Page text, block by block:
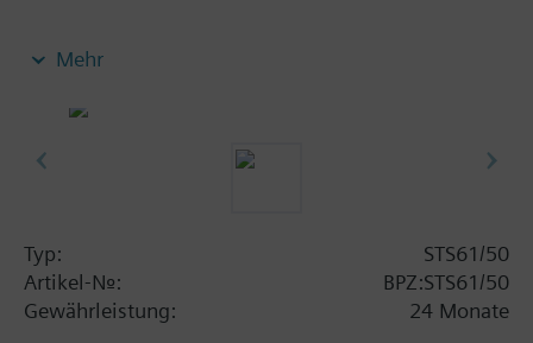
Regelung von Heizungsanlagen, Kühldecken und
Heizkörperventile VDN../VEN../VUN../VPD../VPE..,
(Heimeier, Cazzaniga, Oventrop M30x1,5,
Honeywell-Braukmann, MNG, Junkers, Beulco neu)
und Zonenventile V..46...
Passend auf Siemens Kombiventile VPP46../VPI46..
Mehr
Typ:
STS61/50
Artikel-Nr.:
BPZ:STS61/50
Gewährleistung:
24 Monate